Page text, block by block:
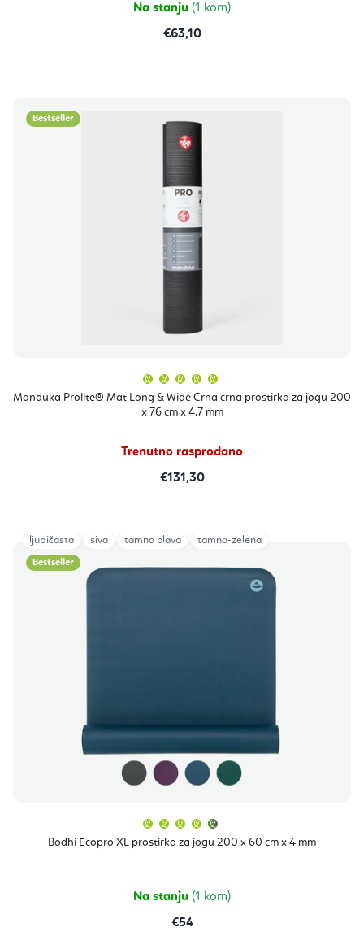
Na stanju (1 kom)
€63,10
Bestseller
Manduka Prolite® Mat Long & Wide Crna crna prostirka za jogu 200
x 76 cm x 4,7 mm
proizvoda
je
5,0
zvjezdica.
Trenutno rasprodano
€131,30
Bestseller
Bodhi Ecopro XL prostirka za jogu 200 x 60 cm x 4 mm
proizvoda
je
zvjezdica.
Na stanju (1 kom)
€54
ljubičasta siva tamno plava tamno-zelena